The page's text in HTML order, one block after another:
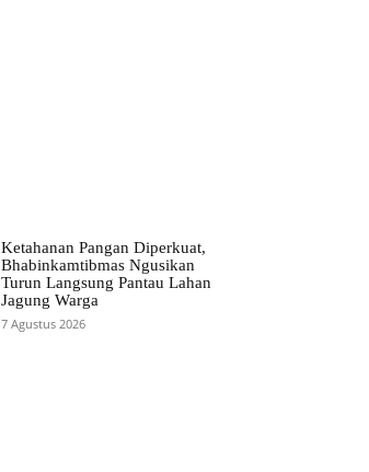
Ketahanan Pangan Diperkuat,
Bhabinkamtibmas Ngusikan
Turun Langsung Pantau Lahan
Jagung Warga
7 Agustus 2026